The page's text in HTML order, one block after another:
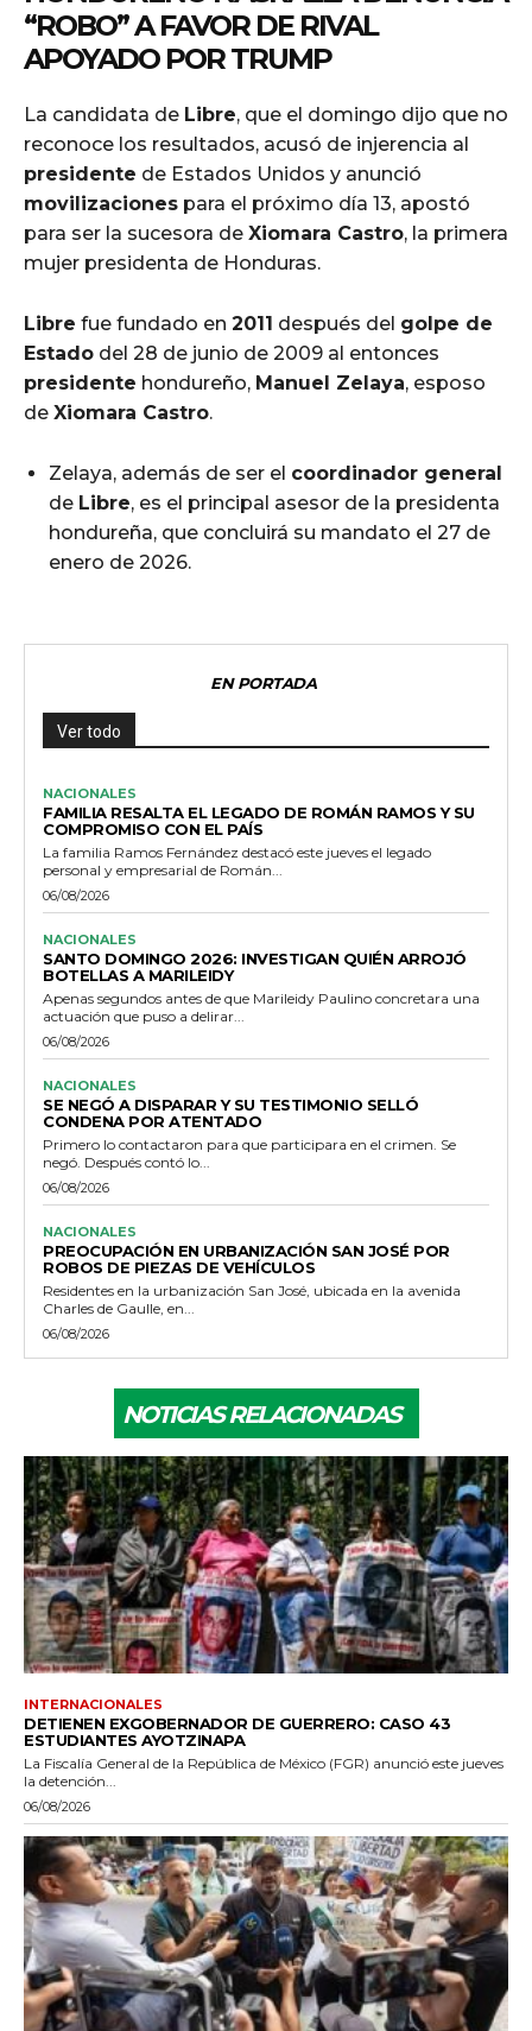
“ROBO” A FAVOR DE RIVAL
APOYADO POR TRUMP
La candidata de Libre, que el domingo dijo que no
reconoce los resultados, acusó de injerencia al
presidente de Estados Unidos y anunció
movilizaciones para el próximo día 13, apostó
para ser la sucesora de Xiomara Castro, la primera
mujer presidenta de Honduras.
Libre fue fundado en 2011 después del golpe de
Estado del 28 de junio de 2009 al entonces
presidente hondureño, Manuel Zelaya, esposo
de Xiomara Castro.
Zelaya, además de ser el coordinador general
de Libre, es el principal asesor de la presidenta
hondureña, que concluirá su mandato el 27 de
enero de 2026.
EN PORTADA
Ver todo
NACIONALES
FAMILIA RESALTA EL LEGADO DE ROMÁN RAMOS Y SU
COMPROMISO CON EL PAÍS
La familia Ramos Fernández destacó este jueves el legado
personal y empresarial de Román...
06/08/2026
NACIONALES
SANTO DOMINGO 2026: INVESTIGAN QUIÉN ARROJÓ
BOTELLAS A MARILEIDY
Apenas segundos antes de que Marileidy Paulino concretara una
actuación que puso a delirar...
06/08/2026
NACIONALES
SE NEGÓ A DISPARAR Y SU TESTIMONIO SELLÓ
CONDENA POR ATENTADO
Primero lo contactaron para que participara en el crimen. Se
negó. Después contó lo...
06/08/2026
NACIONALES
PREOCUPACIÓN EN URBANIZACIÓN SAN JOSÉ POR
ROBOS DE PIEZAS DE VEHÍCULOS
Residentes en la urbanización San José, ubicada en la avenida
Charles de Gaulle, en...
06/08/2026
NOTICIAS RELACIONADAS
INTERNACIONALES
DETIENEN EXGOBERNADOR DE GUERRERO: CASO 43
ESTUDIANTES AYOTZINAPA
La Fiscalía General de la República de México (FGR) anunció este jueves
la detención...
06/08/2026